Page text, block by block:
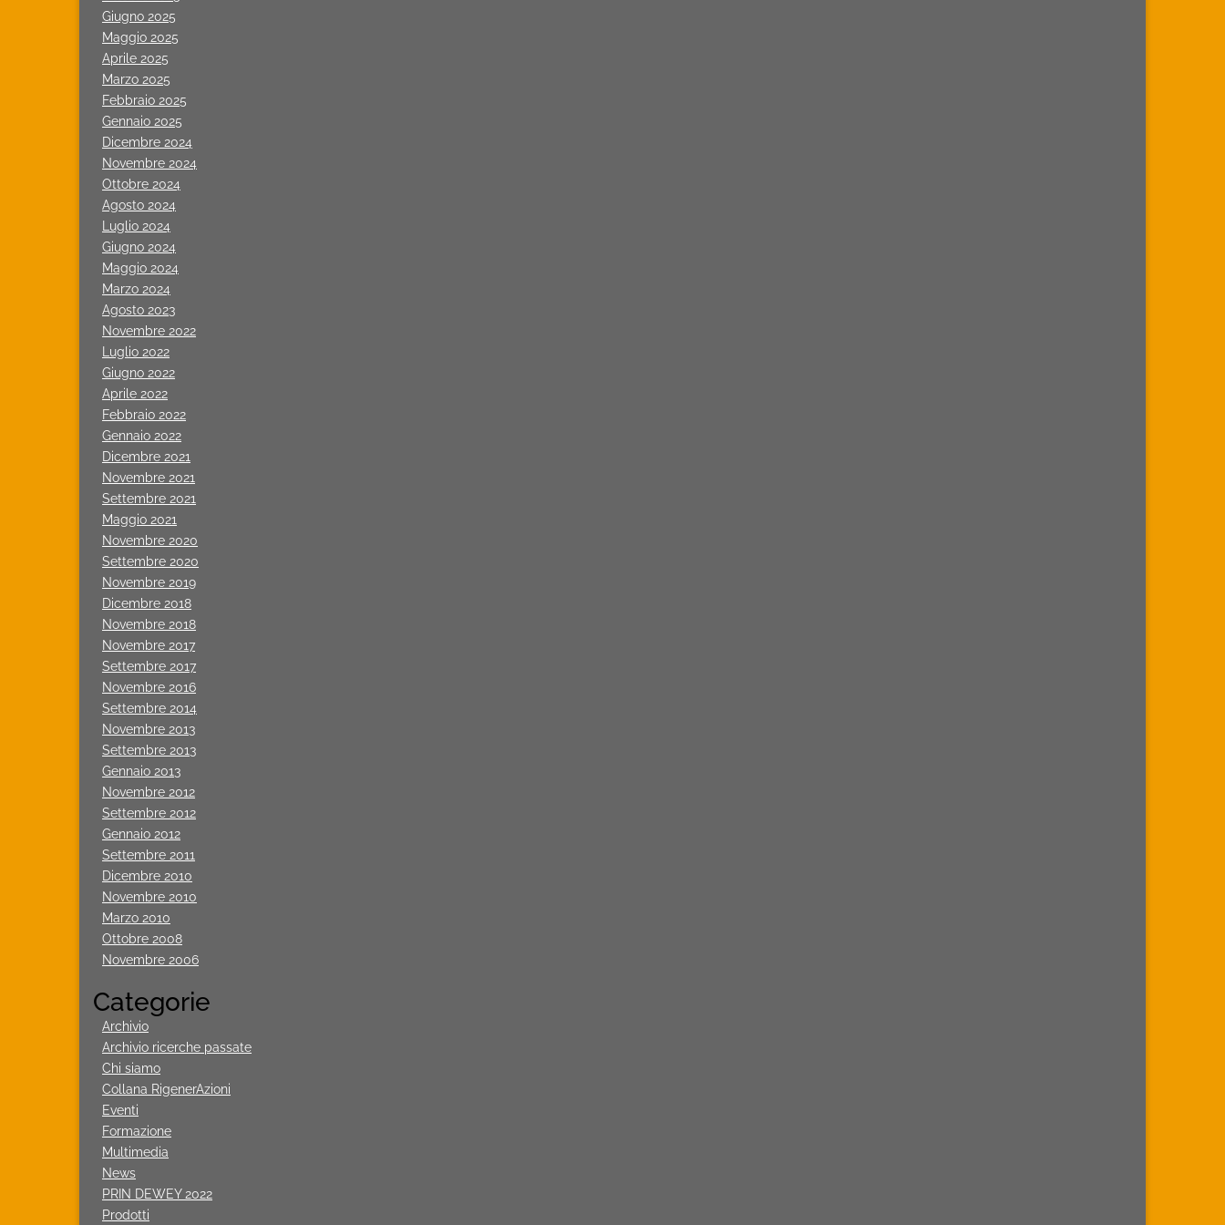
Giugno 2025
Maggio 2025
Aprile 2025
Marzo 2025
Febbraio 2025
Gennaio 2025
Dicembre 2024
Novembre 2024
Ottobre 2024
Agosto 2024
Luglio 2024
Giugno 2024
Maggio 2024
Marzo 2024
Agosto 2023
Novembre 2022
Luglio 2022
Giugno 2022
Aprile 2022
Febbraio 2022
Gennaio 2022
Dicembre 2021
Novembre 2021
Settembre 2021
Maggio 2021
Novembre 2020
Settembre 2020
Novembre 2019
Dicembre 2018
Novembre 2018
Novembre 2017
Settembre 2017
Novembre 2016
Settembre 2014
Novembre 2013
Settembre 2013
Gennaio 2013
Novembre 2012
Settembre 2012
Gennaio 2012
Settembre 2011
Dicembre 2010
Novembre 2010
Marzo 2010
Ottobre 2008
Novembre 2006
Categorie
Archivio
Archivio ricerche passate
Chi siamo
Collana RigenerAzioni
Eventi
Formazione
Multimedia
News
PRIN DEWEY 2022
Prodotti